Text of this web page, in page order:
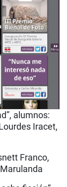
alumnos:
Iracet,
Franco,